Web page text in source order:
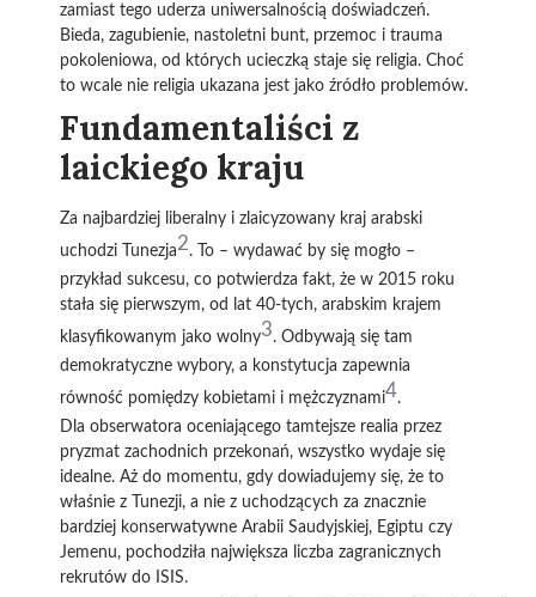
zamiast tego uderza uniwersalnością doświadczeń.
Bieda, zagubienie, nastoletni bunt, przemoc i trauma
pokoleniowa, od których ucieczką staje się religia. Choć
to wcale nie religia ukazana jest jako źródło problemów.
Fundamentaliści z
laickiego kraju
Za najbardziej liberalny i zlaicyzowany kraj arabski
uchodzi Tunezja2. To – wydawać by się mogło –
przykład sukcesu, co potwierdza fakt, że w 2015 roku
stała się pierwszym, od lat 40-tych, arabskim krajem
klasyfikowanym jako wolny3. Odbywają się tam
demokratyczne wybory, a konstytucja zapewnia
równość pomiędzy kobietami i mężczyznami4.
Dla obserwatora oceniającego tamtejsze realia przez
pryzmat zachodnich przekonań, wszystko wydaje się
idealne. Aż do momentu, gdy dowiadujemy się, że to
właśnie z Tunezji, a nie z uchodzących za znacznie
bardziej konserwatywne Arabii Saudyjskiej, Egiptu czy
Jemenu, pochodziła największa liczba zagranicznych
rekrutów do ISIS.